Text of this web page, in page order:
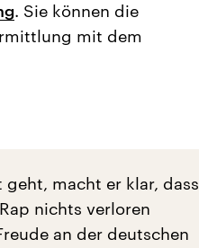
. Sie können die
mit dem
macht er klar, dass
nichts verloren
an der deutschen